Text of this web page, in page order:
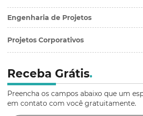
Engenharia de Projetos
Projetos Corporativos
Receba Grátis.
Preencha os campos abaixo que um
em contato com você gratuitamente.